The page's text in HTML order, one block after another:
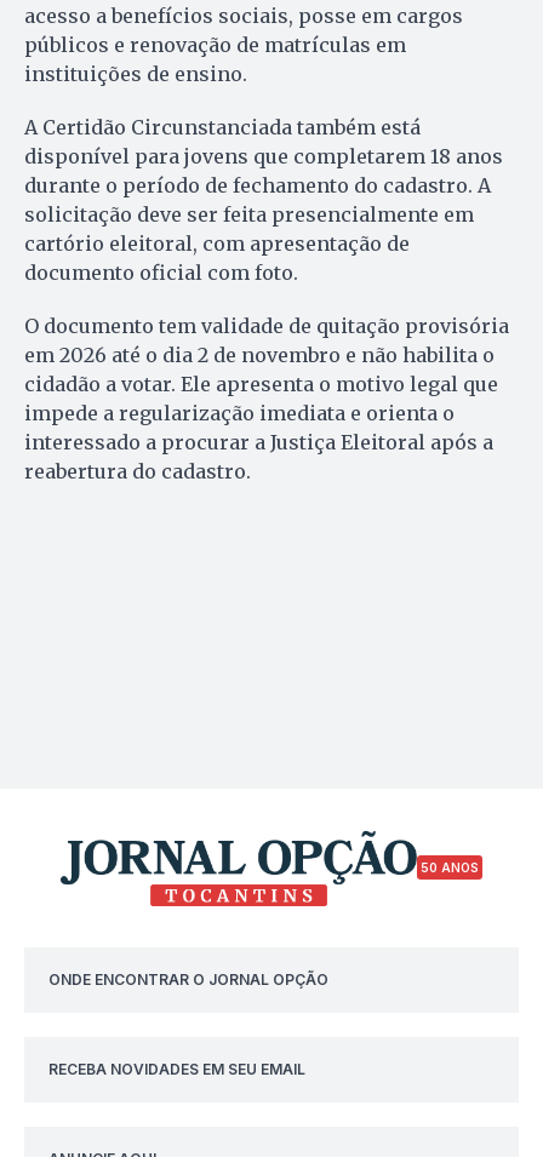
acesso a benefícios sociais, posse em cargos
públicos e renovação de matrículas em
instituições de ensino.
A Certidão Circunstanciada também está
disponível para jovens que completarem 18 anos
durante o período de fechamento do cadastro. A
solicitação deve ser feita presencialmente em
cartório eleitoral, com apresentação de
documento oficial com foto.
O documento tem validade de quitação provisória
em 2026 até o dia 2 de novembro e não habilita o
cidadão a votar. Ele apresenta o motivo legal que
impede a regularização imediata e orienta o
interessado a procurar a Justiça Eleitoral após a
reabertura do cadastro.
50 ANOS
ONDE ENCONTRAR O JORNAL OPÇÃO
RECEBA NOVIDADES EM SEU EMAIL